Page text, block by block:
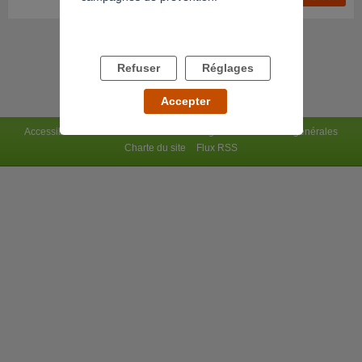
Accessibilité : non conforme
Conditions générales
Charte du site
Flux RSS
Refuser Réglages
Accepter